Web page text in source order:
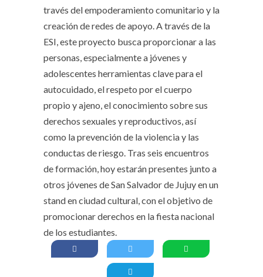
través del empoderamiento comunitario y la
creación de redes de apoyo. A través de la
ESI, este proyecto busca proporcionar a las
personas, especialmente a jóvenes y
adolescentes herramientas clave para el
autocuidado, el respeto por el cuerpo
propio y ajeno, el conocimiento sobre sus
derechos sexuales y reproductivos, así
como la prevención de la violencia y las
conductas de riesgo. Tras seis encuentros
de formación, hoy estarán presentes junto a
otros jóvenes de San Salvador de Jujuy en un
stand en ciudad cultural, con el objetivo de
promocionar derechos en la fiesta nacional
de los estudiantes.